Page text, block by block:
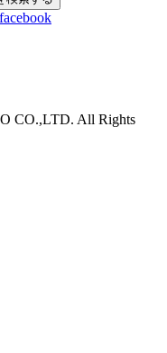
CO.,LTD. All Rights